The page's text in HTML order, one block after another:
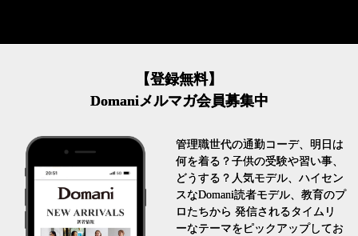
【登録無料】
Domaniメルマガ会員募集中
管理職世代の通勤コーデ、明日は
何を着る？子供の受験や習い事、
どうする？人気モデル、ハイセン
スなDomani読者モデル、教育のプ
ロたちから 発信されるタイムリ
ーなテーマをピックアップしてお